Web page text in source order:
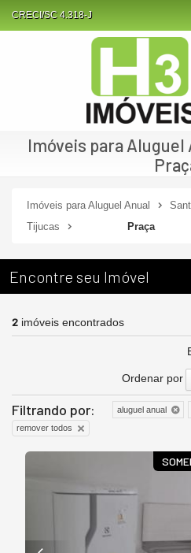
CRECI/SC 4.318-J
Imóveis para Aluguel
Imóveis para Aluguel Anual
Tijucas
Praça
Encontre seu Imóvel
2 imóveis encontrados
Ordenar por
Filtrando por: aluguel anual
remover todos